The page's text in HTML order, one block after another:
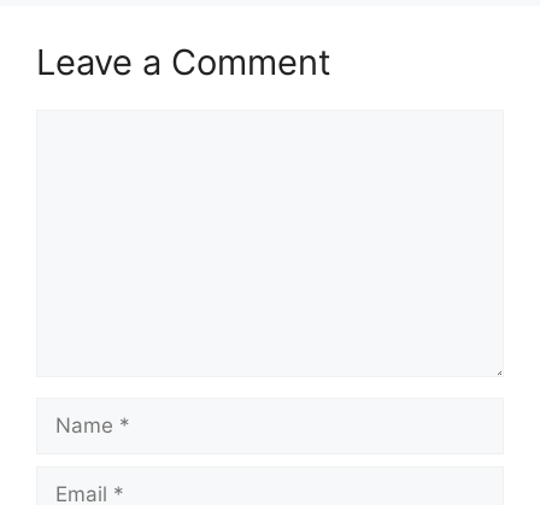
Leave a Comment
Name
Email